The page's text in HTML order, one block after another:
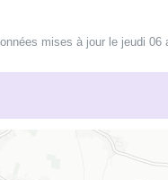
mises à jour le jeudi 06